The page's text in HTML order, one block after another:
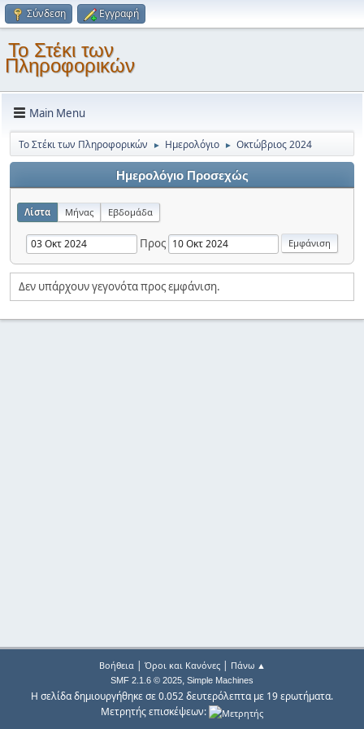
Σύνδεση Εγγραφή
Το Στέκι των
Πληροφορικών
Main Menu
Το Στέκι των Πληροφορικών ► Ημερολόγιο ► Οκτώβριος 2024
Ημερολόγιο Προσεχώς
Λίστα Μήνας Εβδομάδα
Προς
Δεν υπάρχουν γεγονότα προς εμφάνιση.
Βοήθεια| Όροι και Κανόνες| Πάνω ▲
SMF 2.1.6 © 2025, Simple Machines
Η σελίδα δημιουργήθηκε σε 0.052 δευτερόλεπτα με 19 ερωτήματα.
Μετρητής επισκέψεων: